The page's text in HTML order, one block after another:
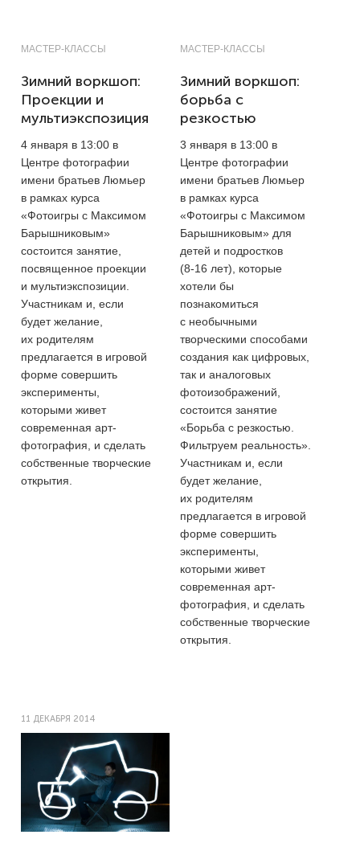
МАСТЕР-КЛАССЫ
Зимний воркшоп:
Проекции и
мультиэкспозиция
4 января в 13:00 в
Центре фотографии
имени братьев Люмьер
в рамках курса
«Фотоигры с Максимом
Барышниковым»
состоится занятие,
посвященное проекции
и мультиэкспозиции.
Участникам и, если
будет желание,
их родителям
предлагается в игровой
форме совершить
эксперименты,
которыми живет
современная арт-
фотография, и сделать
собственные творческие
открытия.
МАСТЕР-КЛАССЫ
Зимний воркшоп:
борьба с
резкостью
3 января в 13:00 в
Центре фотографии
имени братьев Люмьер
в рамках курса
«Фотоигры с Максимом
Барышниковым» для
детей и подростков
(8-16 лет),
которые
хотели бы
познакомиться
с необычными
творческими способами
создания как цифровых,
так и аналоговых
фотоизображений,
состоится занятие
«Борьба с резкоcтью.
Фильтруем реальность».
Участникам и, если
будет желание,
их родителям
предлагается в игровой
форме совершить
эксперименты,
которыми живет
современная арт-
фотография, и сделать
собственные творческие
открытия.
11 ДЕКАБРЯ 2014